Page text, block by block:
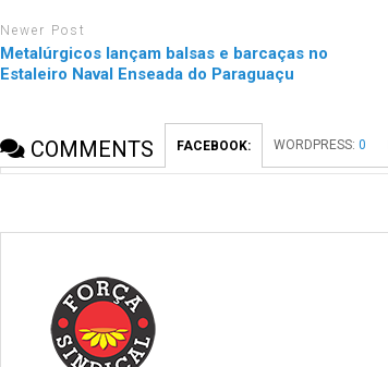
Newer Post
Metalúrgicos lançam balsas e barcaças no
Estaleiro Naval Enseada do Paraguaçu
COMMENTS FACEBOOK: WORDPRESS: 0